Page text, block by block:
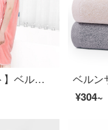
【四点セット】ベルーラバスタオル女性は、家庭用のバスタオルにくるむことができます。胸には、大人のバスローブにタオルを巻いて吸水速乾可愛いタオルバスタオルタオルタオルタオルタオルタオルタオルタオルと浴衣の乾かした髪と帽子と髪にはロマンティックなピンクが付いています。【バスタブスカート】
¥304~